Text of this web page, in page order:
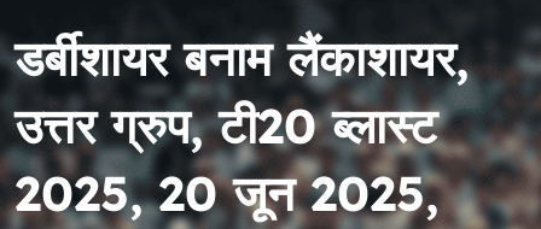
डर्बीशायर बनाम लैंकाशायर,
उत्तर ग्रुप, टी20 ब्लास्ट
2025, 20 जून 2025,